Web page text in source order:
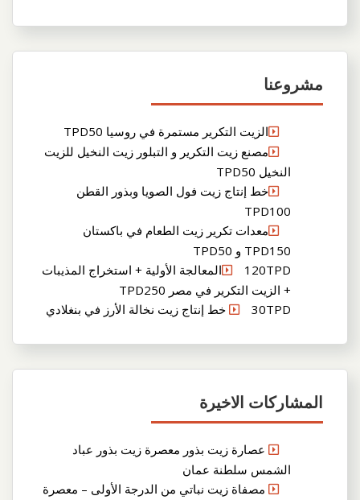
مشروعنا
الزيت التكرير مستمرة في روسيا TPD50
مصنع زيت التكرير و التبلور زيت النخيل للزيت
النخيل TPD50
خط إنتاج زيت فول الصويا وبذور القطن
TPD100
معدات تكرير زيت الطعام في باكستان
TPD150 و TPD50
120TPDالمعالجة الأولية + استخراج المذيبات
+ الزيت التكرير في مصر TPD250
30TPD خط إنتاج زيت نخالة الأرز في بنغلادي
المشاركات الاخيرة
عصارة زيت بذور معصرة زيت بذور عباد
الشمس سلطنة عمان
مصفاة زيت نباتي من الدرجة الأولى – معصرة